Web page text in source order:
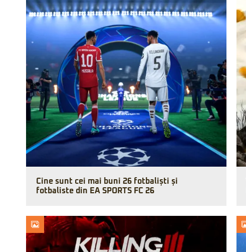
Cine sunt cei mai buni 26 fotbaliști și
fotbaliste din EA SPORTS FC 26